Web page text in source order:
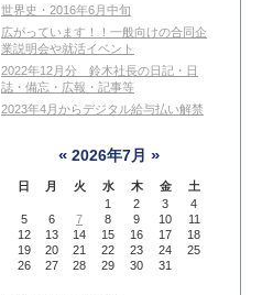
世界史・2016年6月中旬
広がっています！！一般向けの合同企
業説明会や就活イベント
2022年12月分 鈴木社長の日記・日
誌・備忘・広報・記事等
2023年4月からデジタル給与払い解禁
« 2026年7月 »
日 月 火 水 木 金
土
1
2 3
4
5
6 7 8 9 10
11
12
13 14 15 16 17
18
19
20 21 22 23 24
25
26
27 28 29 30 31